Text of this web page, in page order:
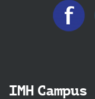
IMH Campus